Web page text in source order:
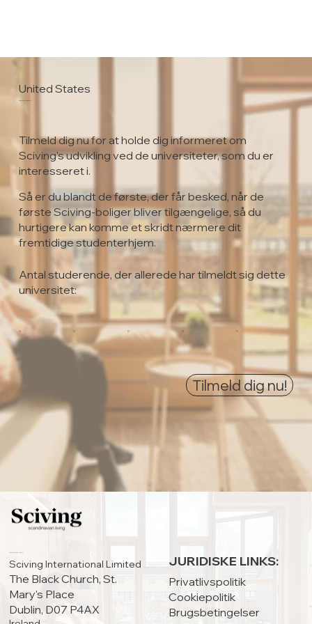
United States
Baker University
Tilmeld dig nu for at holde dig informeret om
Sciving's udvikling ved de universiteter, som du er
interesseret i.
Så er du blandt de første, der får besked, når de
første Sciving-boliger bliver tilgængelige, så du
hurtigere kan komme et skridt nærmere dit
fremtidige studenterhjem.
Antal studerende, der allerede har tilmeldt sig dette
universitet:
0
0
0
0
0
Tilmeld dig nu!
HOVEDKONTOR:
Sciving International Limited
The Black Church, St.
Mary's Place
Dublin, D07 P4AX
JURIDISKE LINKS:
Privatlivspolitik
Cookiepolitik
Brugsbetingelser